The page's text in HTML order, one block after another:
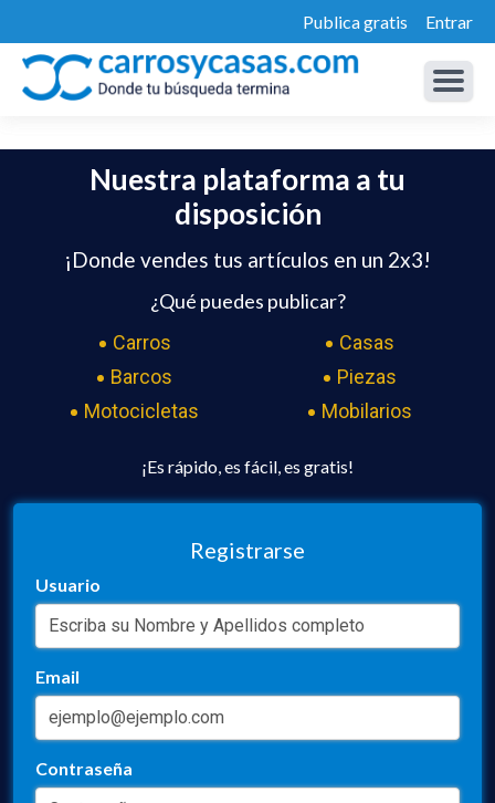
Publica gratis Entrar
Nuestra plataforma a tu
disposición
¡Donde vendes tus artículos en un 2x3!
¿Qué puedes publicar?
Carros
Casas
Barcos
Piezas
Motocicletas
Mobilarios
¡Es rápido, es fácil, es gratis!
Registrarse
Usuario
Email
Contraseña